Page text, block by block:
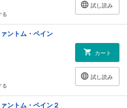
試し読み
る
ントム・ペイン
カート
試し読み
る
ントム・ペイン２